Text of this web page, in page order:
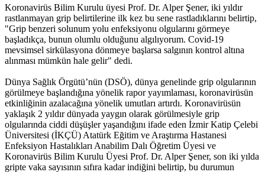
Koronavirüs Bilim Kurulu üyesi Prof. Dr. Alper Şener, iki yıldır
rastlanmayan grip belirtilerine ilk kez bu sene rastladıklarını belirtip,
"Grip benzeri solunum yolu enfeksiyonu olgularını görmeye
başladıkça, bunun olumlu olduğunu algılıyorum. Covid-19
mevsimsel sirkülasyona dönmeye başlarsa salgının kontrol altına
alınması mümkün hale gelir" dedi.
Dünya Sağlık Örgütü’nün (DSÖ), dünya genelinde grip olgularının
görülmeye başlandığına yönelik rapor yayımlaması, koronavirüsün
etkinliğinin azalacağına yönelik umutları artırdı. Koronavirüsün
yaklaşık 2 yıldır dünyada yaygın olarak görülmesiyle grip
olgularında ciddi düşüşler yaşandığını ifade eden İzmir Katip Çelebi
Üniversitesi (İKÇÜ) Atatürk Eğitim ve Araştırma Hastanesi
Enfeksiyon Hastalıkları Anabilim Dalı Öğretim Üyesi ve
Koronavirüs Bilim Kurulu Üyesi Prof. Dr. Alper Şener, son iki yılda
gripte vaka sayısının sıfıra kadar indiğini belirtip, bu durumun